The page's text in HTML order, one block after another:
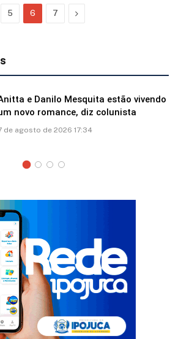
5 6 7 Next
e Danilo Mesquita estão vivendo
novo romance, diz colunista
de agosto de 2026 17:34